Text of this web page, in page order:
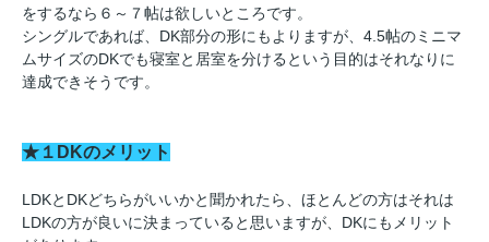
をするなら６～７帖は欲しいところです。
シングルであれば、DK部分の形にもよりますが、4.5帖のミニマ
ムサイズのDKでも寝室と居室を分けるという目的はそれなりに
達成できそうです。
★１DKのメリット
LDKとDKどちらがいいかと聞かれたら、ほとんどの方はそれは
LDKの方が良いに決まっていると思いますが、DKにもメリット